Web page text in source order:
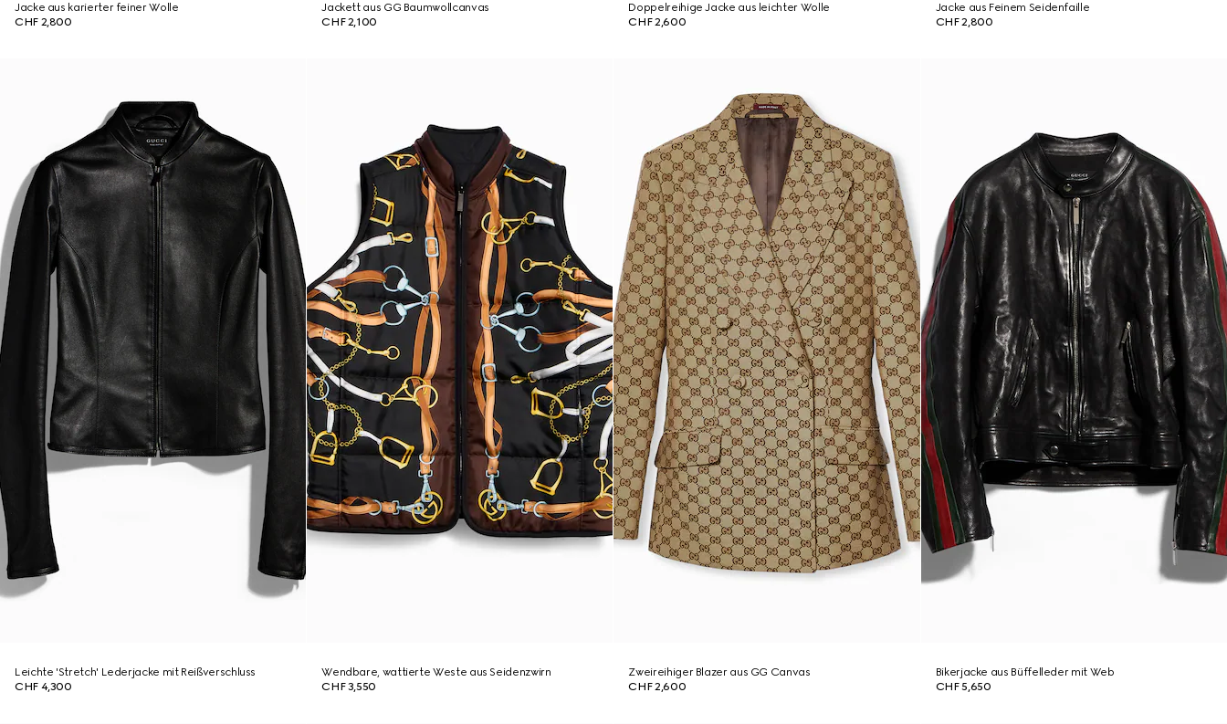
Jacke aus karierter feiner Wolle
CHF 2,800
Jackett aus GG Baumwollcanvas
CHF 2,100
Doppelreihige Jacke aus leichter Wolle
CHF 2,600
Jacke aus Feinem Seidenfaille
CHF 2,800
Leichte 'Stretch' Lederjacke mit Reißverschluss
CHF 4,300
Wendbare, wattierte Weste aus Seidenzwirn
CHF 3,550
Zweireihiger Blazer aus GG Canvas
CHF 2,600
Bikerjacke aus Büffelleder mit Web
CHF 5,650